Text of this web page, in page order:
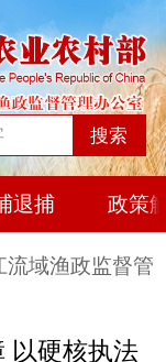
搜索
退捕 政策
流域渔政监督管
以硬核执法